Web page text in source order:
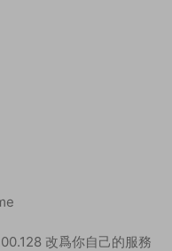
改爲你自己的服務